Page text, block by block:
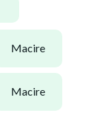
macire
macire